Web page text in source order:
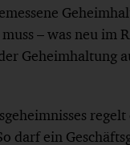
– was neu im
Geheimhaltung
darf ein